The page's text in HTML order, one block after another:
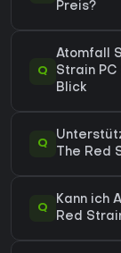
Preis?
Q
Atomfall
Strain
Blick
Q
The Red
Q
Kann ich
Red